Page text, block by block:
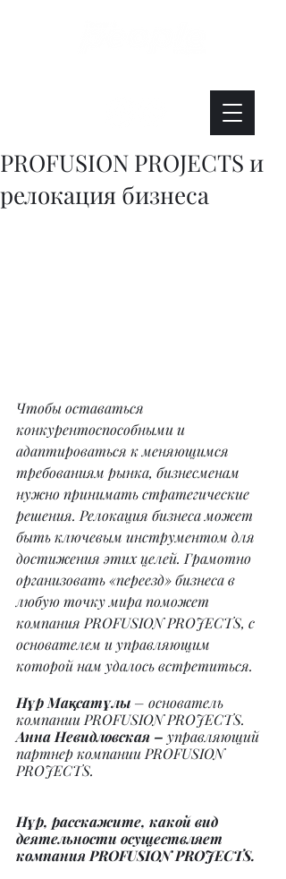
PROFUSION PROJECTS и
релокация бизнеса
Чтобы оставаться
конкурентоспособными и
адаптироваться к меняющимся
требованиям рынка, бизнесменам
нужно принимать стратегические
решения. Релокация бизнеса может
быть ключевым инструментом для
достижения этих целей. Грамотно
организовать «переезд» бизнеса в
любую точку мира поможет
компания PROFUSION PROJECTS, с
основателем и управляющим
которой нам удалось встретиться.
Нұр Мақсатұлы – основатель
компании PROFUSION PROJECTS.
Анна Невидловская – управляющий
партнер компании PROFUSION
PROJECTS.
Нұр, расскажите, какой вид
деятельности осуществляет
компания PROFUSION PROJECTS.